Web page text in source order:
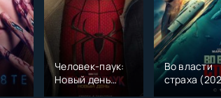
Человек-паук:
Новый день
(2026)
Во власти
страха